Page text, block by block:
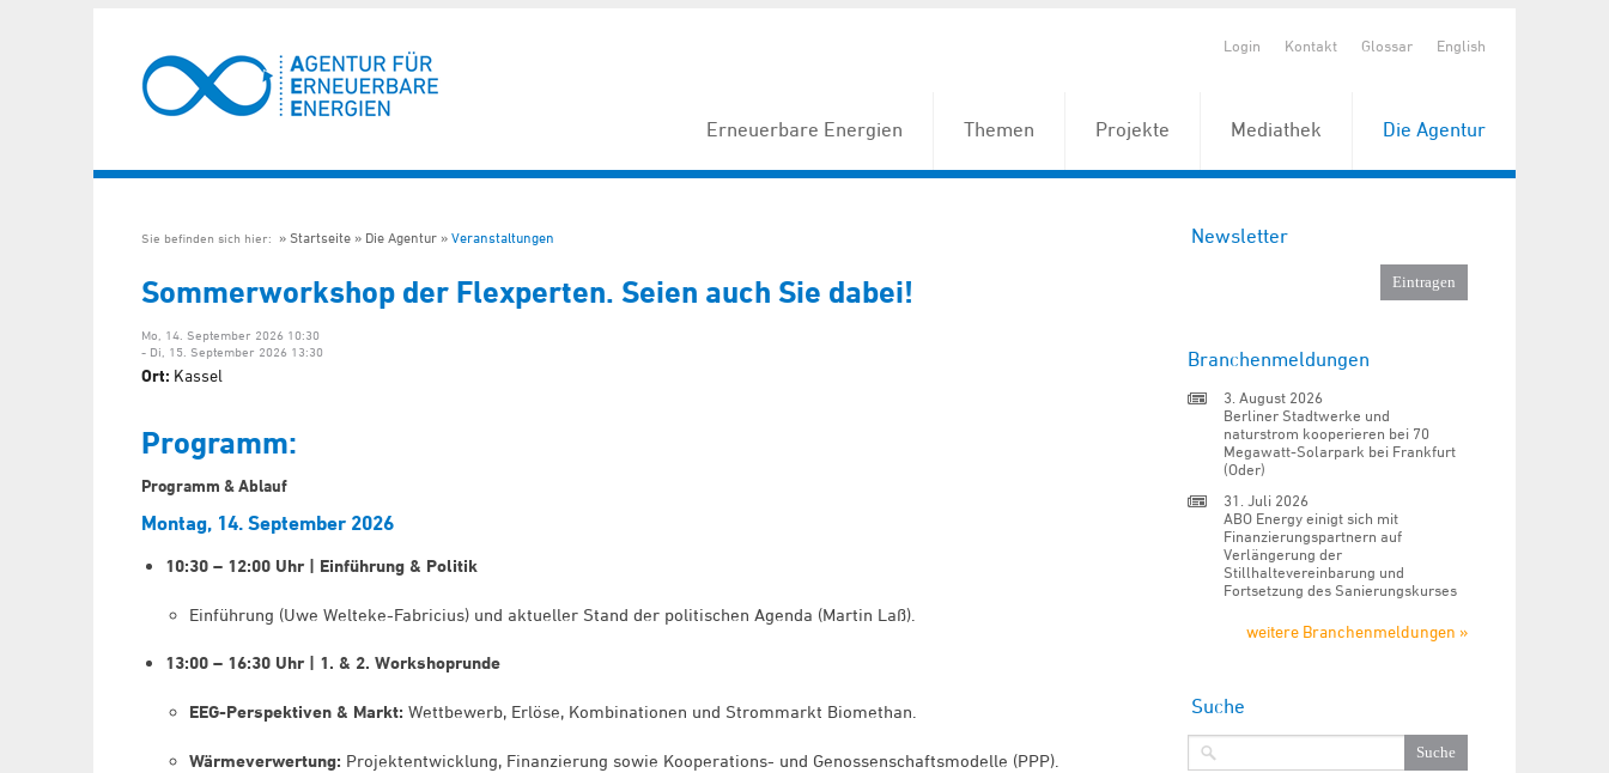
Login Kontakt Glossar English
Erneuerbare Energien Themen Projekte Mediathek Die Agentur
Sie befinden sich hier: Startseite Die Agentur Veranstaltungen
Sommerworkshop der Flexperten. Seien auch Sie dabei!
Mo, 14. September 2026 10:30
- Di, 15. September 2026 13:30
Ort: Kassel
Programm:
Programm & Ablauf
Montag, 14. September 2026
10:30 – 12:00 Uhr | Einführung & Politik
Einführung (Uwe Welteke-Fabricius) und aktueller Stand der politischen Agenda (Martin Laß).
13:00 – 16:30 Uhr | 1. & 2. Workshoprunde
EEG-Perspektiven & Markt: Wettbewerb, Erlöse, Kombinationen und Strommarkt Biomethan.
Wärmeverwertung: Projektentwicklung, Finanzierung sowie Kooperations- und Genossenschaftsmodelle (PPP).
Newsletter
Branchenmeldungen
3. August 2026
Berliner Stadtwerke und
naturstrom kooperieren bei 70
Megawatt-Solarpark bei Frankfurt
(Oder)
31. Juli 2026
ABO Energy einigt sich mit
Finanzierungspartnern auf
Verlängerung der
Stillhaltevereinbarung und
Fortsetzung des Sanierungskurses
weitere Branchenmeldungen »
Suche